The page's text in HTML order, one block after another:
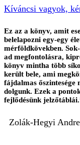
Kíváncsi vagyok,
Ez az a könyv, amit
belelapozni egy-egy
mérföldkövekben.
ad megfontolásra,
könyv mintha több
került bele, ami
fájdalmas
dolgunk. Ezek a
fejlődésünk
Zolák-Hegyi